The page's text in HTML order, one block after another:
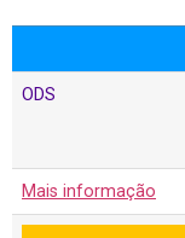
ODS
Mais informação